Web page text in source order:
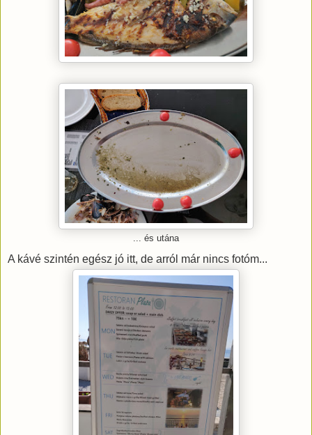
... és utána
A kávé szintén egész jó itt, de arról már nincs fotóm...